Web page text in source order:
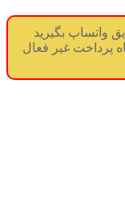
واتساپ بگیرید
پرداخت غیر فعال